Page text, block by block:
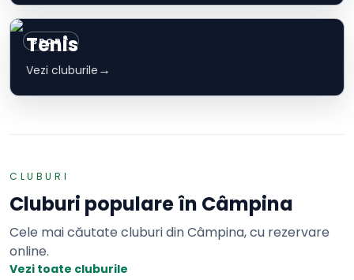
SPORT
Tenis
Vezi cluburile →
CLUBURI
Cluburi populare în Câmpina
Cele mai căutate cluburi dinCâmpina, cu rezervare
online.
Vezi toate cluburile